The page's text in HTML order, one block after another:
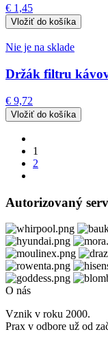
€ 1,45
Nie je na sklade
Držák filtru
€ 9,72
1
2
Autorizovaný
O nás
Vznik v roku 2000.
Prax v odbore už od